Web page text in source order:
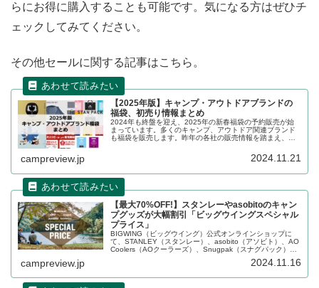
らにお得に購入することも可能です。気になる方はぜひチ
ェックしてみてください。
その他セールに関する記事はこちら。
【2025年版】キャンプ・アウトドアブランドの
福袋、初売り情報まとめ
2024年も終盤を迎え、2025年の新春福袋の予約販売が始
まっています。多くのキャンプ、アウトドア関連ブランド
も福袋を販売します。昨年の各社の販売情報を踏まえ、
campreview.jp 2024.11.21
【最大70%OFF!】スタンレーやasobitoのキャン
プグッズが大幅割引「ビッグウイングスペシャル
プライス」
BIGWING（ビッグウイング）公式オンラインショップに
て、STANLEY（スタンレー）、asobito（アソビト）、AO
Coolers（AOクーラーズ）、Snugpak（スナグパック）な
割引されています。詳細をレビューします。
campreview.jp 2024.11.16